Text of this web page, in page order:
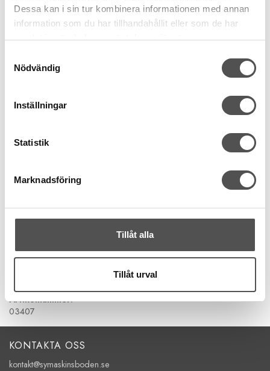
Dessa kan i sin tur kombinera informationen med annan
information som du har tillhandahållit eller som de har
samlat in när du har använt deras tjänster.
Nödvändig
Inställningar
Statistik
Marknadsföring
Tillåt alla
Tillåt urval
Olfas signum är den smarta, frostade baksidan som löser
problemet med synlighet.
Kontrast:De svarta siffrorna syns tydligt på ljusa tyger,
mönstrade tyger.
Det gör att linjalen ligger stadigt även när du skär långa
snitt, vilket skyddar både fingrarna och din rullkniv.
Metrisk (cm/mm)
Vinklar:Markeringar för 15°, 30°, 45°, 60° och 90°
Artikelnummer:
03407
KONTAKTA OSS
kontakt@symaskinsboden.se